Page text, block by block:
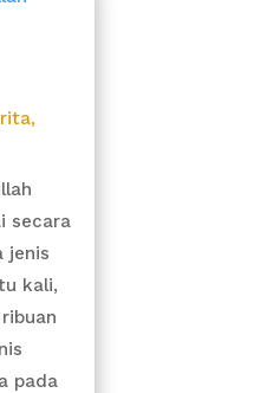
,
secara
jenis
kali,
pada